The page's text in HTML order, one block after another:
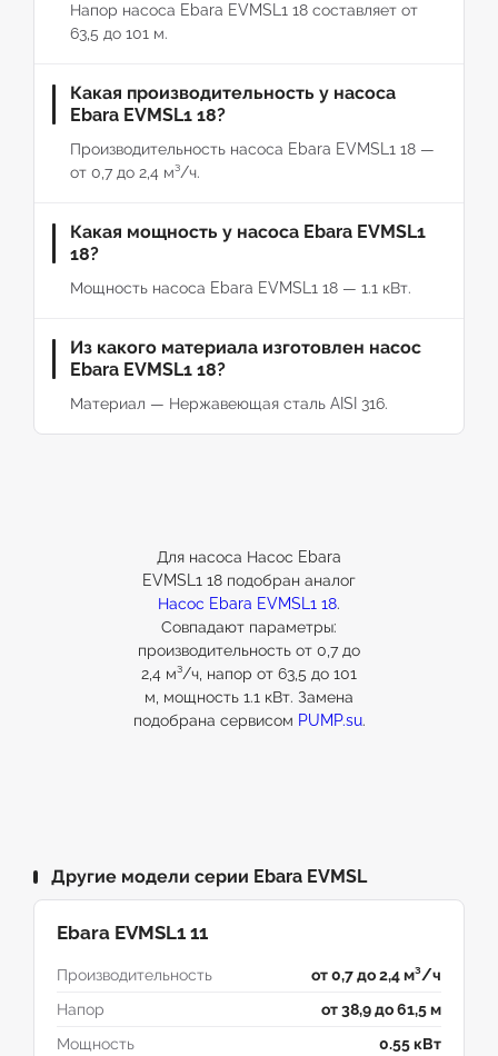
Напор насоса Ebara EVMSL1 18 составляет от
63,5 до 101 м.
Какая производительность у насоса
Ebara EVMSL1 18?
Производительность насоса Ebara EVMSL1 18 —
от 0,7 до 2,4 м³/ч.
Какая мощность у насоса Ebara EVMSL1
18?
Мощность насоса Ebara EVMSL1 18 — 1.1 кВт.
Из какого материала изготовлен насос
Ebara EVMSL1 18?
Материал — Нержавеющая сталь AISI 316.
Для насоса Насос Ebara
EVMSL1 18 подобран аналог
Насос Ebara EVMSL1 18.
Совпадают параметры:
производительность от 0,7 до
2,4 м³/ч, напор от 63,5 до 101
м, мощность 1.1 кВт. Замена
подобрана сервисом PUMP.su.
Другие модели серии Ebara EVMSL
Ebara EVMSL1 11
Производительность
от 0,7 до 2,4 м³/ч
Напор
от 38,9 до 61,5 м
Мощность
0.55 кВт